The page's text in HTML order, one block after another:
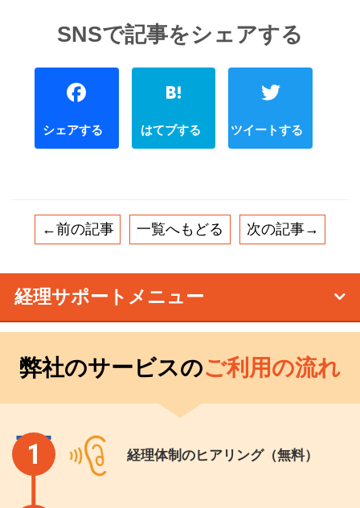
FacebookHatena
←前の記事 一覧へもどる 次の記事→
経理サポートメニュー
弊社のサービスのご利用の流れ
1 経理体制のヒアリング（無料）